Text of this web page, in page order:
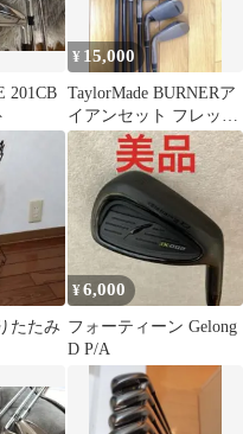
201CB
¥ 15,000
TaylorMade BURNERア
イアンセット フレック
スS
たたみ
¥6,000
フォーティーン Gelong
D P/A